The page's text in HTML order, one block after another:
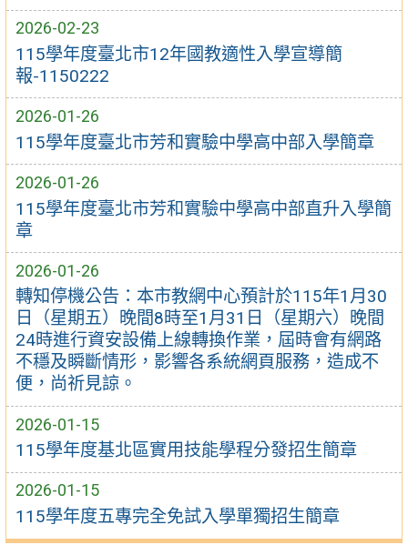
2026-02-23
115學年度臺北市12年國教適性入學宣導簡
報-1150222
2026-01-26
115學年度臺北市芳和實驗中學高中部入學簡章
2026-01-26
115學年度臺北市芳和實驗中學高中部直升入學簡
章
2026-01-26
轉知停機公告：本市教網中心預計於115年1月30
日（星期五）晚間8時至1月31日（星期六）晚間
24時進行資安設備上線轉換作業，屆時會有網路
不穩及瞬斷情形，影響各系統網頁服務，造成不
便，尚祈見諒。
2026-01-15
115學年度基北區實用技能學程分發招生簡章
2026-01-15
115學年度五專完全免試入學單獨招生簡章